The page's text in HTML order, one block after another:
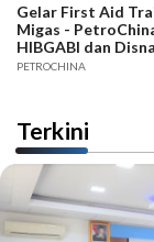
Gelar First Aid
Migas -
HIBGABI dan
Jambi
PETROCHINA
Terkini